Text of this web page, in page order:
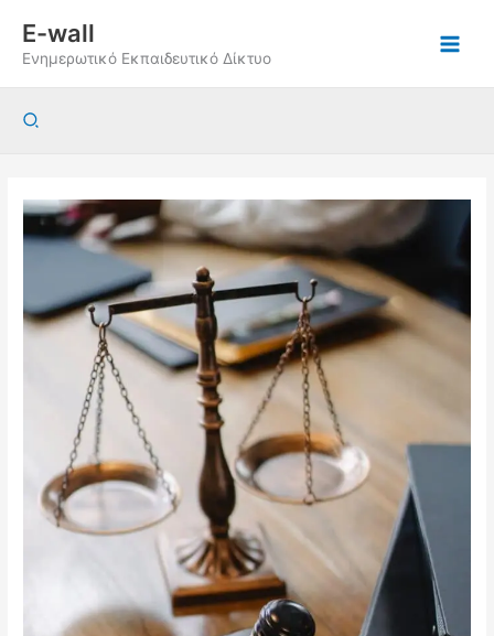
περιεχόμενο
E-wall
Ενημερωτικό Εκπαιδευτικό Δίκτυο
Αναζήτηση